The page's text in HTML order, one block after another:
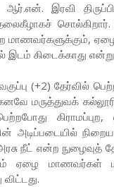
இரவி
சொல்கிறார்.
மாணவர்களுக்கும்,
இடம் கிடைக்காது என்று
(+2) தேர்வில்
மருத்துவக்
அடிப்படையில்
நீட் என்ற நுழைவுத்
ஏழை மாணவர்கள்